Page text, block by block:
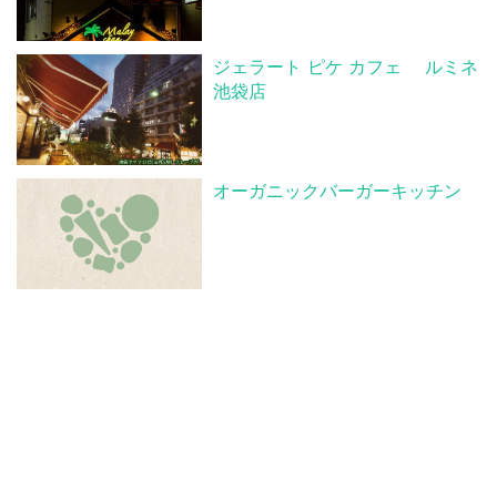
ジェラート ピケ カフェ ルミネ
池袋店
オーガニックバーガーキッチン